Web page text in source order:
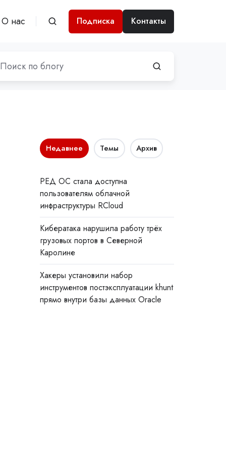
О нас Подписка Контакты
Недавнее Темы Архив
РЕД ОС стала доступна
пользователям облачной
инфраструктуры RCloud
Кибератака нарушила работу трёх
грузовых портов в Северной
Каролине
Хакеры установили набор
инструментов постэксплуатации khunt
прямо внутри базы данных Oracle